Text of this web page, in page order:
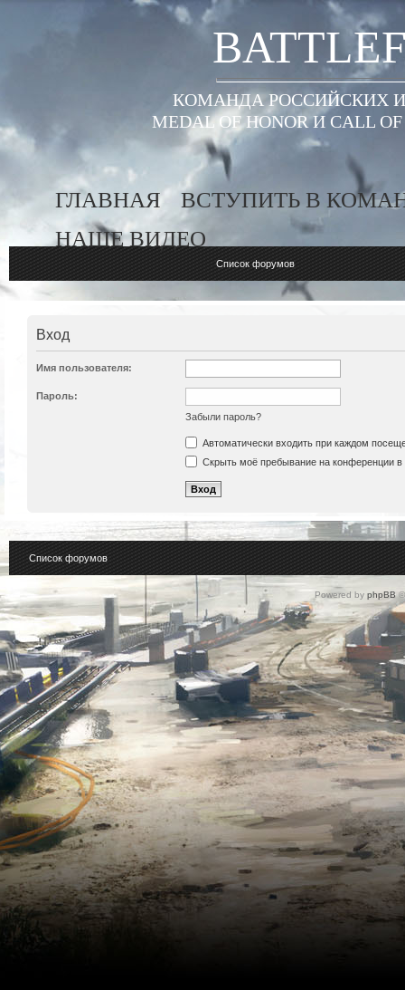
КОМАНДА РОССИЙСКИХ
MEDAL OF HONOR И
ГЛАВНАЯ
ВСТУПИТЬ В
НАШЕ ВИДЕО
Список форумов
Вход
Имя пользователя:
Пароль:
Забыли пароль?
Автоматически входить при каждом
Скрыть моё пребывание на конференции в
Список форумов
Powered by phpBB©